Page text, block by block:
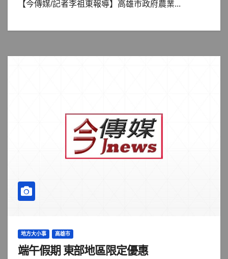
【今傳媒/記者李祖東報導】高雄市政府農業...
地方大小事 高雄市
端午假期 東部地區限定優惠